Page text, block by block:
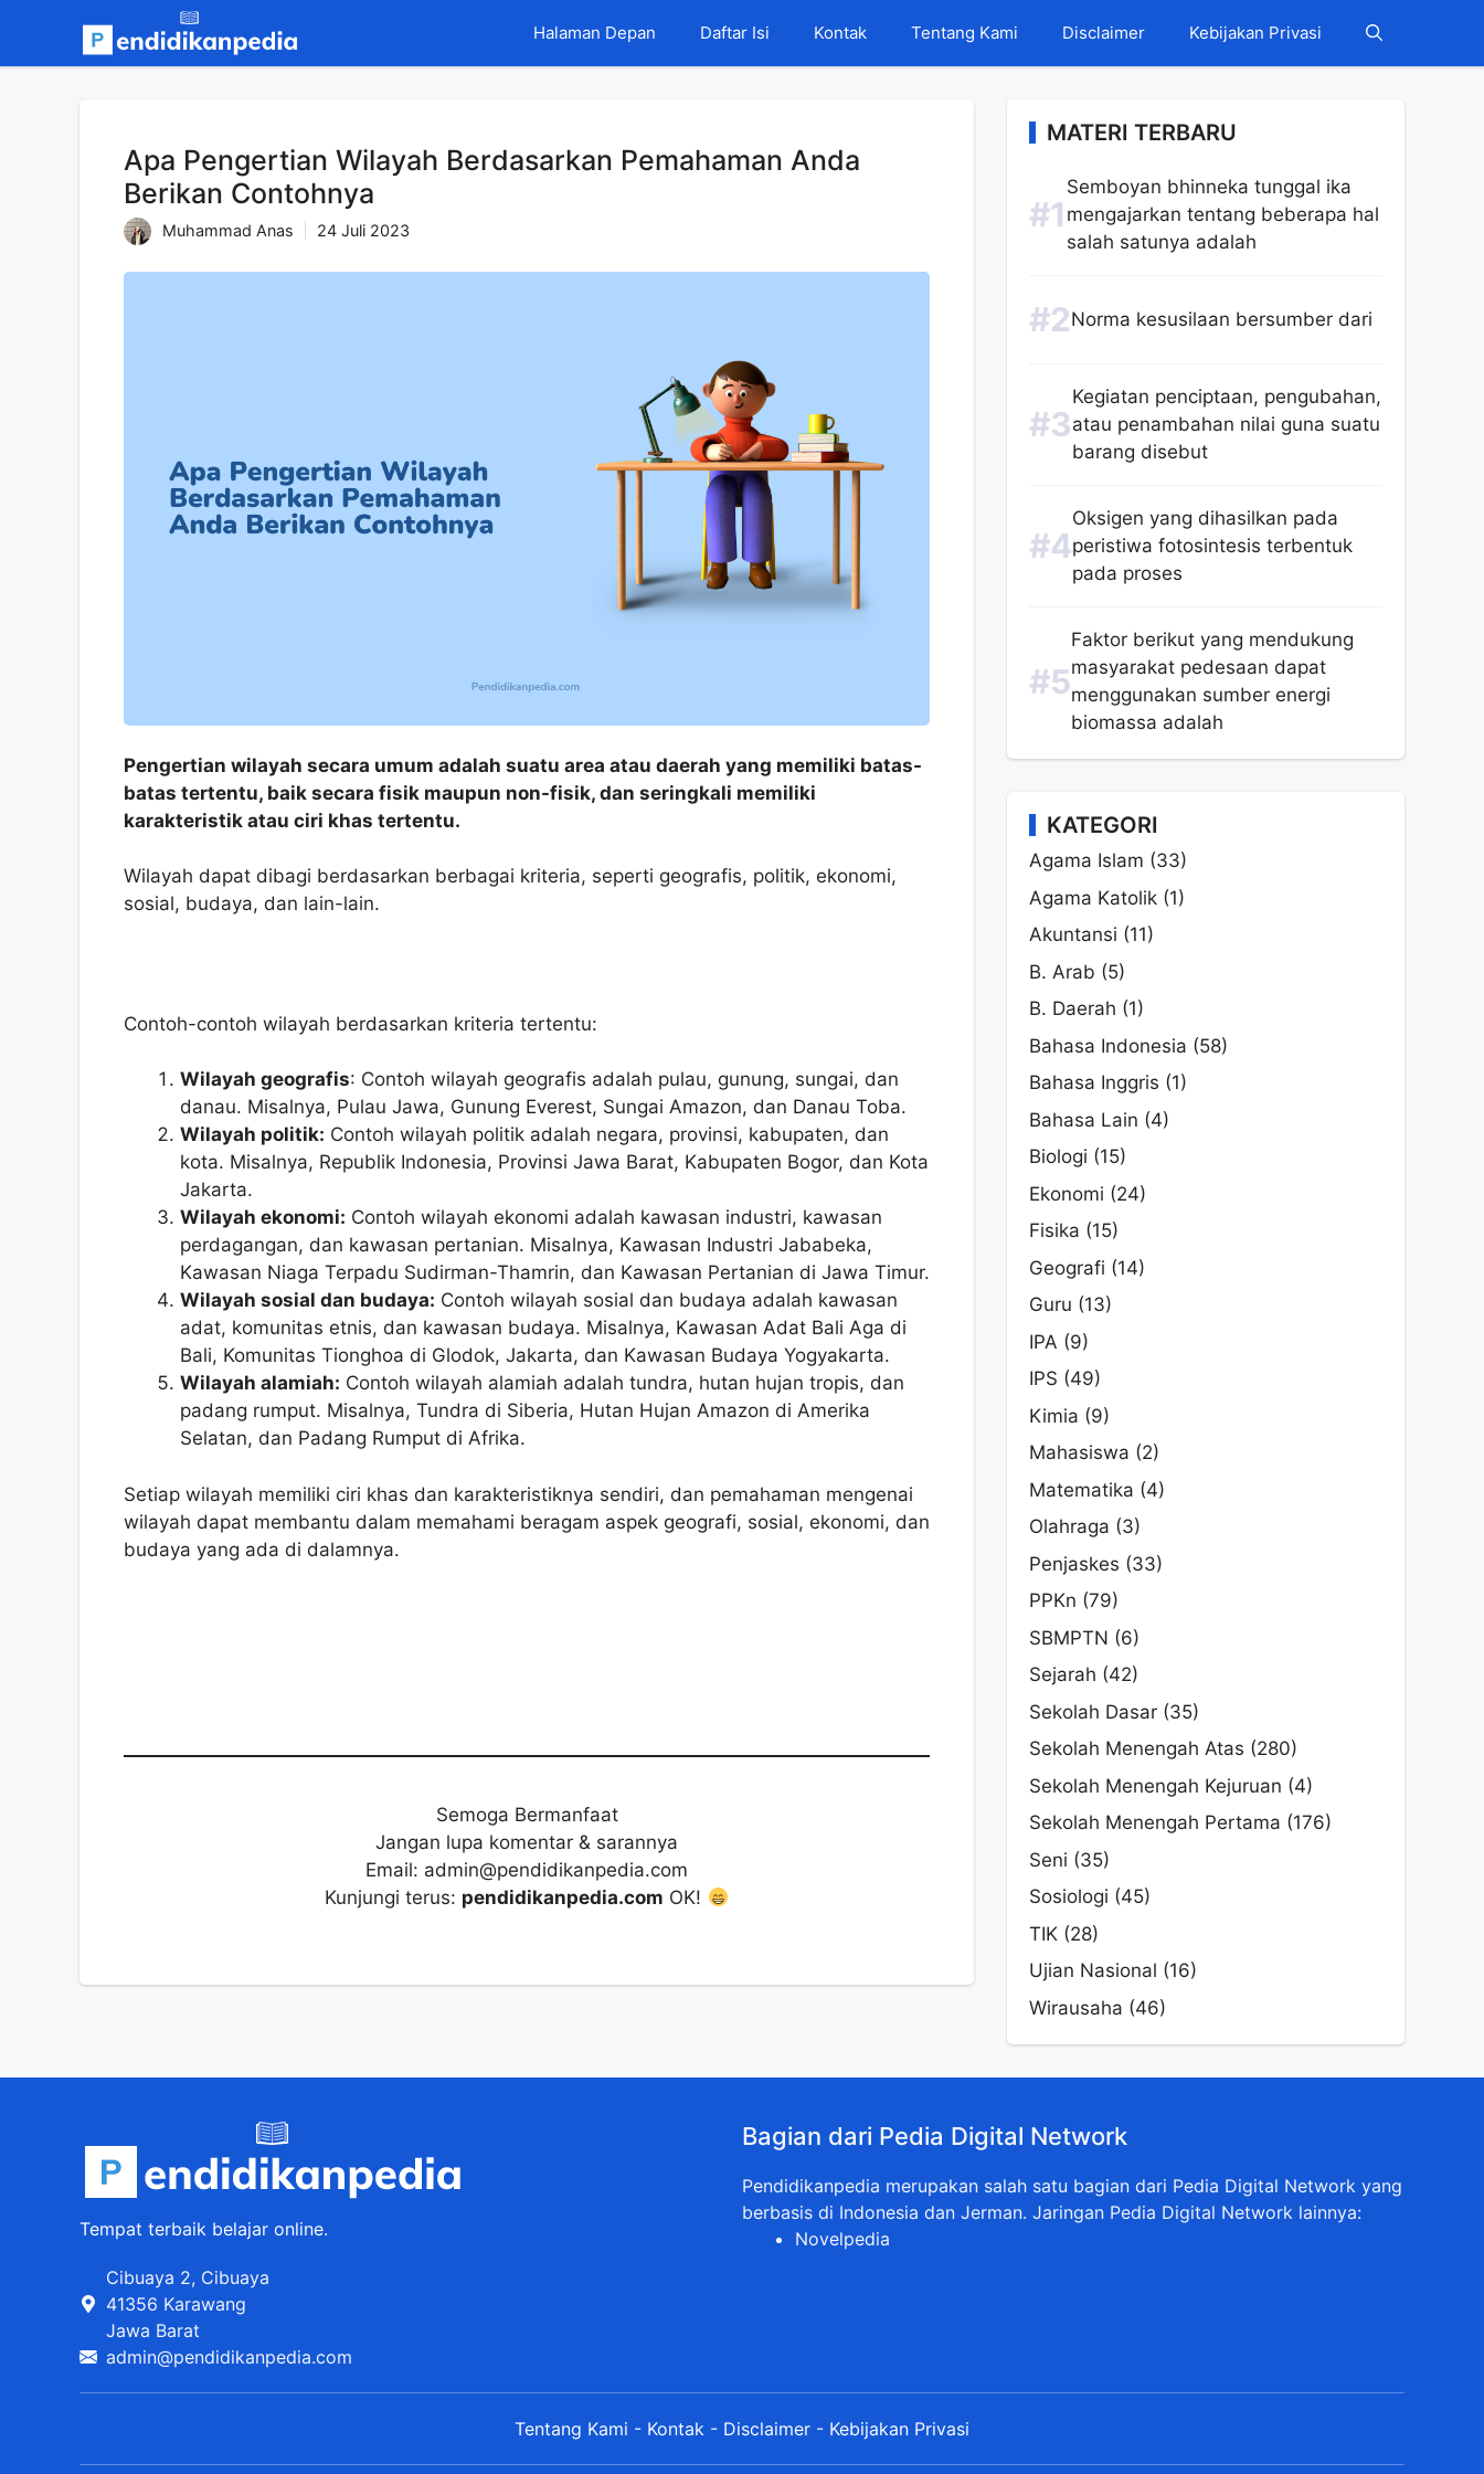
isi
Halaman Depan Daftar Isi Kontak Tentang Kami Disclaimer Kebijakan Privasi
Apa Pengertian Wilayah Berdasarkan Pemahaman Anda
Berikan Contohnya
Muhammad Anas 24 Juli 2023
Pengertian wilayah secara umum adalah suatu area atau daerah yang memiliki batas-
batas tertentu, baik secara fisik maupun non-fisik, dan seringkali memiliki
karakteristik atau ciri khas tertentu.
Wilayah dapat dibagi berdasarkan berbagai kriteria, seperti geografis, politik, ekonomi,
sosial, budaya, dan lain-lain.
Contoh-contoh wilayah berdasarkan kriteria tertentu:
Wilayah geografis: Contoh wilayah geografis adalah pulau, gunung, sungai, dan
danau. Misalnya, Pulau Jawa, Gunung Everest, Sungai Amazon, dan Danau Toba.
Wilayah politik: Contoh wilayah politik adalah negara, provinsi, kabupaten, dan
kota. Misalnya, Republik Indonesia, Provinsi Jawa Barat, Kabupaten Bogor, dan Kota
Jakarta.
Wilayah ekonomi: Contoh wilayah ekonomi adalah kawasan industri, kawasan
perdagangan, dan kawasan pertanian. Misalnya, Kawasan Industri Jababeka,
Kawasan Niaga Terpadu Sudirman-Thamrin, dan Kawasan Pertanian di Jawa Timur.
Wilayah sosial dan budaya: Contoh wilayah sosial dan budaya adalah kawasan
adat, komunitas etnis, dan kawasan budaya. Misalnya, Kawasan Adat Bali Aga di
Bali, Komunitas Tionghoa di Glodok, Jakarta, dan Kawasan Budaya Yogyakarta.
Wilayah alamiah: Contoh wilayah alamiah adalah tundra, hutan hujan tropis, dan
padang rumput. Misalnya, Tundra di Siberia, Hutan Hujan Amazon di Amerika
Selatan, dan Padang Rumput di Afrika.
Setiap wilayah memiliki ciri khas dan karakteristiknya sendiri, dan pemahaman mengenai
wilayah dapat membantu dalam memahami beragam aspek geografi, sosial, ekonomi, dan
budaya yang ada di dalamnya.
Semoga Bermanfaat
Jangan lupa komentar & sarannya
Email: admin@pendidikanpedia.com
Kunjungi terus: pendidikanpedia.com OK!
MATERI TERBARU
Semboyan bhinneka tunggal ika
mengajarkan tentang beberapa hal
salah satunya adalah
Norma kesusilaan bersumber dari
Kegiatan penciptaan, pengubahan,
atau penambahan nilai guna suatu
barang disebut
Oksigen yang dihasilkan pada
peristiwa fotosintesis terbentuk
pada proses
Faktor berikut yang mendukung
masyarakat pedesaan dapat
menggunakan sumber energi
biomassa adalah
KATEGORI
Agama Islam (33)
Agama Katolik (1)
Akuntansi (11)
B. Arab (5)
B. Daerah (1)
Bahasa Indonesia (58)
Bahasa Inggris (1)
Bahasa Lain (4)
Biologi (15)
Ekonomi (24)
Fisika (15)
Geografi (14)
Guru (13)
IPA (9)
IPS (49)
Kimia (9)
Mahasiswa (2)
Matematika (4)
Olahraga (3)
Penjaskes (33)
PPKn (79)
SBMPTN (6)
Sejarah (42)
Sekolah Dasar (35)
Sekolah Menengah Atas (280)
Sekolah Menengah Kejuruan (4)
Sekolah Menengah Pertama (176)
Seni (35)
Sosiologi (45)
TIK (28)
Ujian Nasional (16)
Wirausaha (46)
Tempat terbaik belajar online.
Cibuaya 2, Cibuaya
41356 Karawang
Jawa Barat
admin@pendidikanpedia.com
Bagian dari Pedia Digital Network
Pendidikanpedia merupakan salah satu bagian dari Pedia Digital Network yang
berbasis di Indonesia dan Jerman. Jaringan Pedia Digital Network lainnya:
Novelpedia
Tentang Kami - Kontak - Disclaimer - Kebijakan Privasi